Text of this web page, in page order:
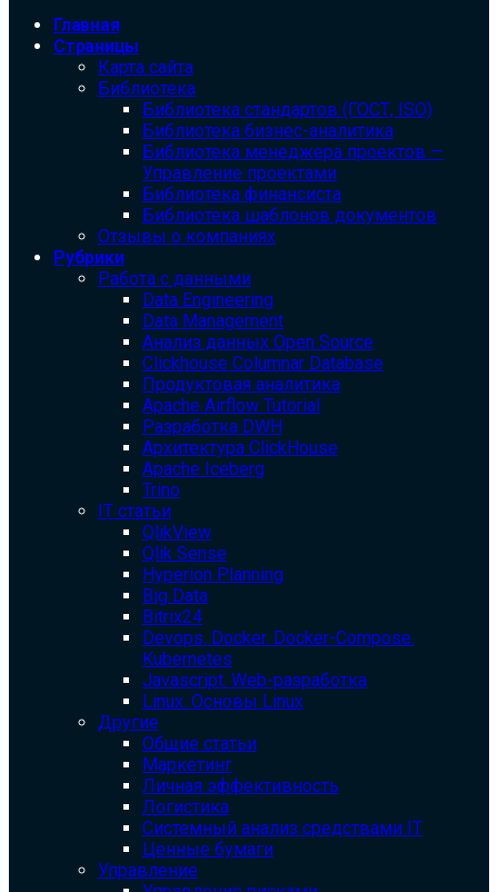
Главная
Страницы
Карта сайта
Библиотека
Библиотека cтандартов (ГОСТ, ISO)
Библиотека бизнес-аналитика
Библиотека менеджера проектов —
Управление проектами
Библиотека финансиста
Библиотека шаблонов документов
Отзывы о компаниях
Рубрики
Работа с данными
Data Engineering
Data Management
Анализ данных Open Source
Clickhouse Columnar Database
Продуктовая аналитика
Apache Airflow Tutorial
Разработка DWH
Архитектура ClickHouse
Apache Iceberg
Trino
IT статьи
QlikView
Qlik Sense
Hyperion Planning
Big Data
Bitrix24
Devops. Docker. Docker-Compose.
Kubernetes
Javascript. Web-разработка
Linux. Основы Linux
Другие
Общие статьи
Маркетинг
Личная эффективность
Логистика
Системный анализ средствами IT
Ценные бумаги
Управление